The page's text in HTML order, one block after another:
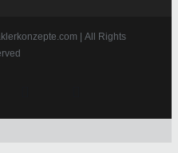
| All Rights